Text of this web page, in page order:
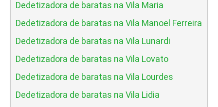
Dedetizadora de baratas na Vila Maria
Dedetizadora de baratas na Vila Manoel Ferreira
Dedetizadora de baratas na Vila Lunardi
Dedetizadora de baratas na Vila Lovato
Dedetizadora de baratas na Vila Lourdes
Dedetizadora de baratas na Vila Lidia